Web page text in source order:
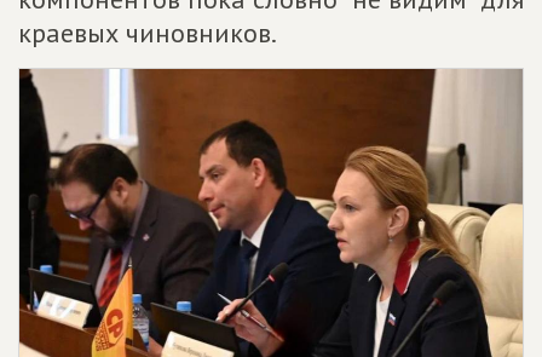
краевых чиновников.